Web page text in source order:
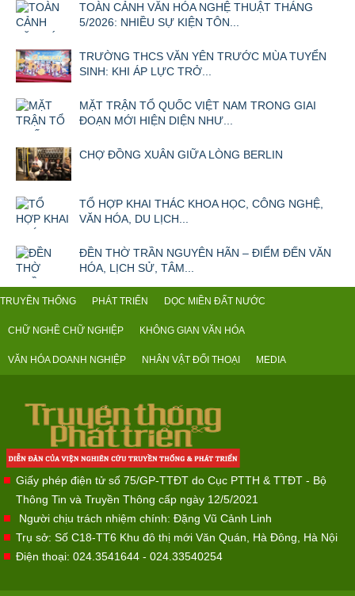
TOÀN CẢNH VĂN HÓA NGHỆ THUẬT THÁNG
5/2026: NHIỀU SỰ KIỆN TÔN...
TRƯỜNG THCS VĂN YÊN TRƯỚC MÙA TUYỂN
SINH: KHI ÁP LỰC TRỞ...
MẶT TRẬN TỔ QUỐC VIỆT NAM TRONG GIAI
ĐOẠN MỚI HIỆN DIỆN NHƯ...
CHỢ ĐỒNG XUÂN GIỮA LÒNG BERLIN
TỔ HỢP KHAI THÁC KHOA HỌC, CÔNG NGHỆ,
VĂN HÓA, DU LỊCH...
ĐỀN THỜ TRẦN NGUYÊN HÃN – ĐIỂM ĐẾN VĂN
HÓA, LỊCH SỬ, TÂM...
TRUYỀN THỐNG PHÁT TRIỂN DỌC MIỀN ĐẤT NƯỚC
CHỮ NGHỀ CHỮ NGHIỆP KHÔNG GIAN VĂN HÓA
VĂN HÓA DOANH NGHIỆP NHÂN VẬT ĐỐI THOẠI MEDIA
Giấy phép điện tử số 75/GP-TTĐT do Cục PTTH & TTĐT - Bộ
Thông Tin và Truyền Thông cấp ngày 12/5/2021
Người chịu trách nhiệm chính: Đặng Vũ Cảnh Linh
Trụ sở: Số C18-TT6 Khu đô thị mới Văn Quán, Hà Đông, Hà Nội
Điện thoại: 024.3541644 - 024.33540254